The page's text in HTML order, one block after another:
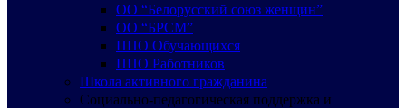
ОО “Белорусский союз женщин”
ОО “БРСМ”
ППО Обучающихся
ППО Работников
Школа активного гражданина
Социально-педагогическая поддержка и